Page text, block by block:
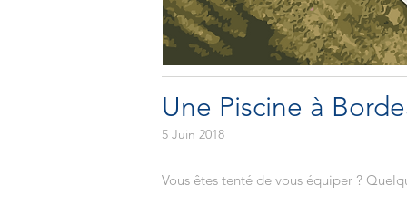
Une Piscine à
5 Juin 2018
Vous êtes tenté de vous équiper ?